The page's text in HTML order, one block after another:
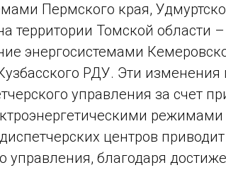
Пермского края,
территории Томской области
энергосистемами
РДУ. Эти
управления за счет
центров
управления, благодаря